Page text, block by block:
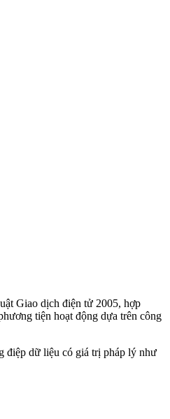
Giao dịch điện tử 2005, hợp
tiện hoạt động dựa trên công
điệp dữ liệu có giá trị pháp lý như